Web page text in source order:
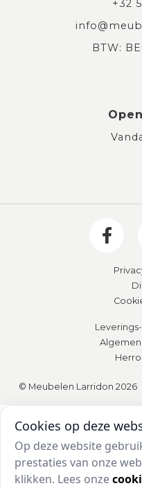
+32
BTW:
© Meubelen Larridon 2026
Cookies op deze
Op deze website
prestaties van onze
klikken. Lees onze